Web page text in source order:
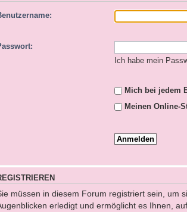
Ich habe mein
Mich bei jedem
Meinen Online-
müssen in diesem Forum registriert sein, um
erledigt und ermöglicht es Ihnen,